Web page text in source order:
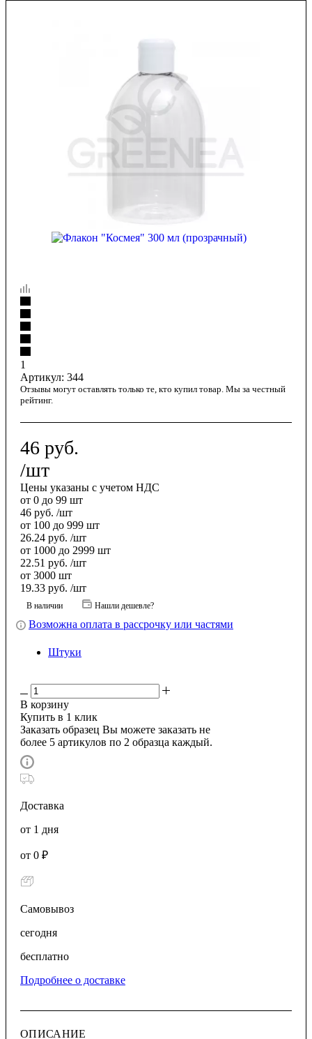
1
Артикул: 344
Отзывы могут оставлять только те, кто купил товар. Мы за честный
рейтинг.
46 руб.
/шт
Цены указаны с учетом НДС
от 0 до 99 шт
46 руб. /шт
от 100 до 999 шт
26.24 руб. /шт
от 1000 до 2999 шт
22.51 руб. /шт
от 3000 шт
19.33 руб. /шт
В наличии Нашли дешевле?
Возможна оплата в рассрочку или частями
Штуки
В корзину
Купить в 1 клик
Заказать образец Вы можете заказать не
более 5 артикулов по 2 образца каждый.
Доставка
от 1 дня
от 0 ₽
Самовывоз
сегодня
бесплатно
Подробнее о доставке
ОПИСАНИЕ